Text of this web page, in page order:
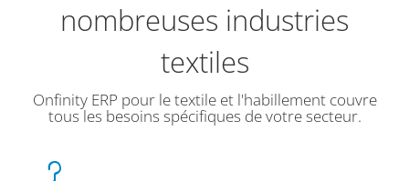
nombreuses industries
textiles
Onfinity ERP pour le textile et l'habillement couvre
tous les besoins spécifiques de votre secteur.